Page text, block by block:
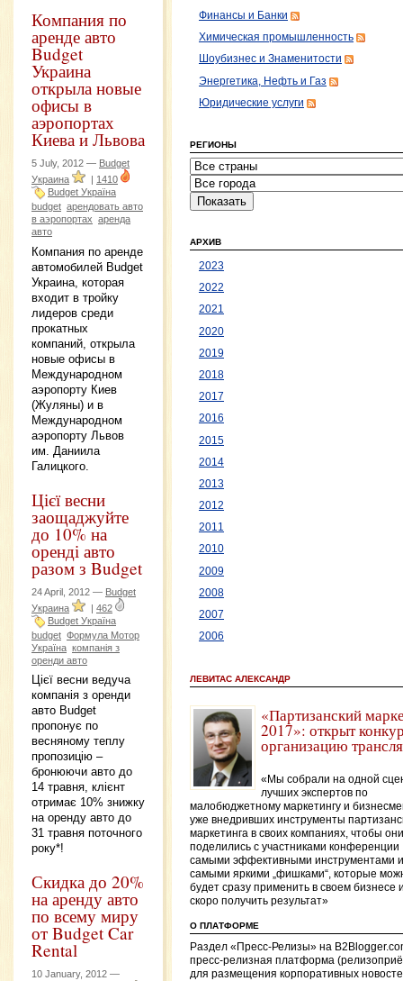
Компания по
аренде авто
Budget
Украина
открыла новые
офисы в
аэропортах
Киева и Львова
5 July, 2012 — Budget
Украина
1410
Budget Україна
budget арендовать авто
в аэропортах аренда
авто
Компания по аренде
автомобилей Budget
Украина, которая
входит в тройку
лидеров среди
прокатных
компаний, открыла
новые офисы в
Международном
аэропорту Киев
(Жуляны) и в
Международном
аэропорту Львов
им. Даниила
Галицкого.
Цієї весни
заощаджуйте
до 10% на
оренді авто
разом з Budget
24 April, 2012 — Budget
Украина
| 462
Budget Україна
budget Формула Мотор
Україна компанія з
оренди авто
Цієї весни ведуча
компанія з оренди
авто Budget
пропонує по
весняному теплу
пропозицію –
бронюючи авто до
14 травня, клієнт
отримає 10% знижку
на оренду авто до
31 травня поточного
року*!
Скидка до 20%
на аренду авто
по всему миру
от Budget Car
Rental
10 January, 2012 —
Финансы и Банки
Химическая промышленность
Шоубизнес и Знаменитости
Энергетика, Нефть и Газ
Юридические услуги
РЕГИОНЫ
АРХИВ
2023
2022
2021
2020
2019
2018
2017
2016
2015
2014
2013
2012
2011
2010
2009
2008
2007
2006
ЛЕВИТАС АЛЕКСАНДР
«Партизанский
2017»: открыт
организацию
«Мы собрали на одной
лучших экспертов по
малобюджетному маркетингу и
уже внедривших инструменты
маркетинга в своих компаниях, чтобы они
поделились с участниками конференции
самыми эффективными инструментами и
самыми яркими „фишками“, которые
будет сразу применить в своем бизнесе
скоро получить результат»
О ПЛАТФОРМЕ
Раздел «Пресс-Релизы» на
пресс-релизная платформа
для размещения корпоративных